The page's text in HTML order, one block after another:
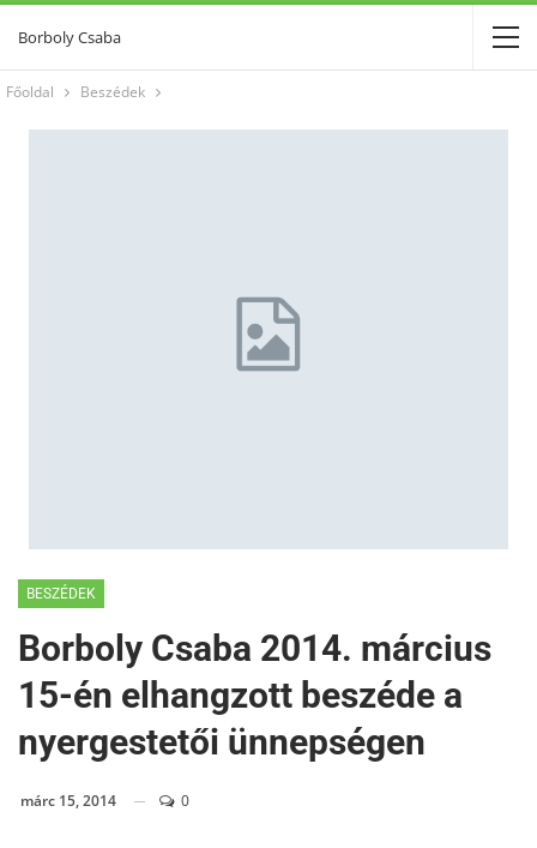
Borboly Csaba
Főoldal Beszédek
BESZÉDEK
Borboly Csaba 2014. március
15-én elhangzott beszéde a
nyergestetői ünnepségen
márc 15, 2014 0